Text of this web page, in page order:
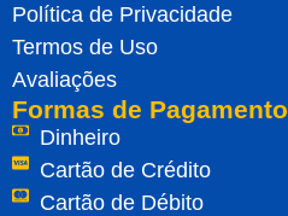
Política de Privacidade
Termos de Uso
Avaliações
Formas de Pagamento
Dinheiro
Cartão de Crédito
Cartão de Débito